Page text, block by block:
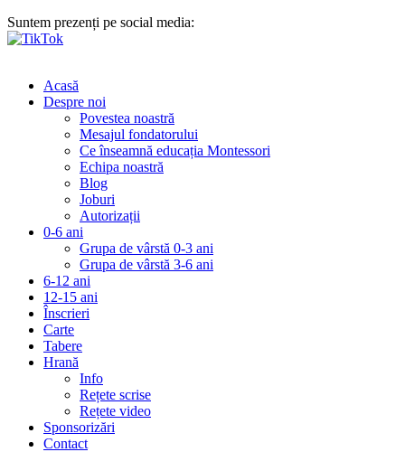
Suntem prezenți pe social media:
Acasă
Despre noi
Povestea noastră
Mesajul fondatorului
Ce înseamnă educația Montessori
Echipa noastră
Blog
Joburi
Autorizații
0-6 ani
Grupa de vârstă 0-3 ani
Grupa de vârstă 3-6 ani
6-12 ani
12-15 ani
Înscrieri
Carte
Tabere
Hrană
Info
Rețete scrise
Rețete video
Sponsorizări
Contact